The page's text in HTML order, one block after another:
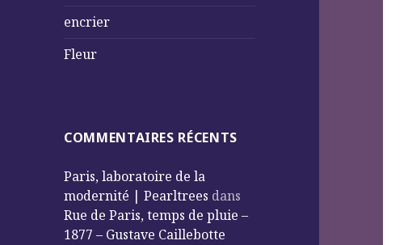
encrier
Fleur
COMMENTAIRES RÉCENTS
Paris, laboratoire de la
modernité | Pearltrees dans
Rue de Paris, temps de pluie –
1877 – Gustave Caillebotte